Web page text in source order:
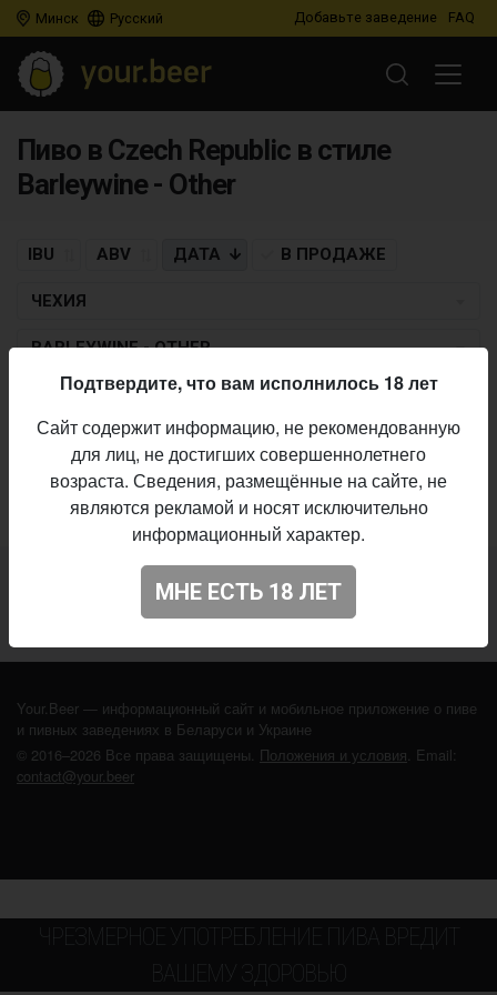
Минск Русский Добавьте заведение FAQ
Пиво в Czech Republic в стиле
Barleywine - Other
IBU ABV ДАТА В ПРОДАЖЕ
ЧЕХИЯ
BARLEYWINE - OTHER
Premiant #100B
Barleywine - Other • 6,8% ABV • 65 IBU • 20.12.2019
Не нашли ваш бар или магазин в каталоге?
ДОБАВЬТЕ ЗАВЕДЕНИЕ
Your.Beer — информационный сайт и мобильное приложение о пиве
и пивных заведениях в Беларуси и Украине
© 2016–2026 Все права защищены. Положения и условия. Email:
contact@your.beer
ЧРЕЗМЕРНОЕ УПОТРЕБЛЕНИЕ ПИВА ВРЕДИТ
ВАШЕМУ ЗДОРОВЬЮ
Подтвердите, что вам исполнилось 18 лет
Сайт содержит информацию, не рекомендованную
для лиц, не достигших совершеннолетнего
возраста. Сведения, размещённые на сайте, не
являются рекламой и носят исключительно
информационный характер.
МНЕ ЕСТЬ 18 ЛЕТ